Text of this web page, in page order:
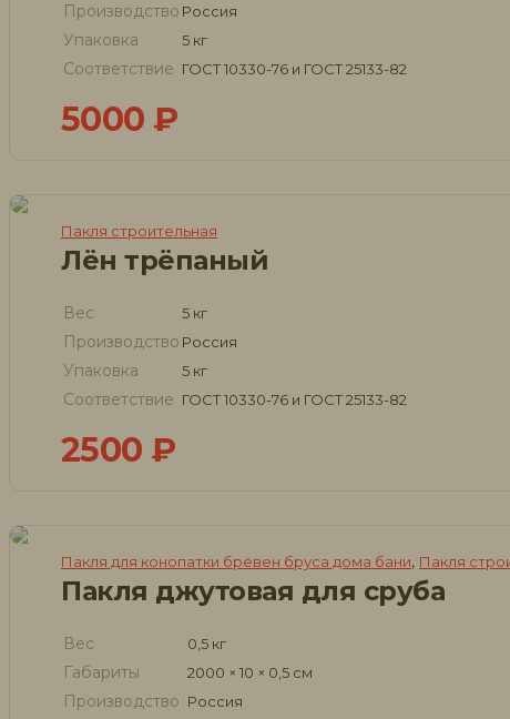
Производство Россия
Упаковка 5 кг
Соответствие ГОСТ 10330-76 и ГОСТ 25133-82
5000 ₽
Пакля строительная
Лён трёпаный
Вес 5 кг
Производство Россия
Упаковка 5 кг
Соответствие ГОСТ 10330-76 и ГОСТ 25133-82
2500 ₽
Пакля для конопатки брёвен бруса дома бани, Пакля
Пакля джутовая для сруба
Вес 0,5 кг
Габариты 2000 × 10 × 0,5 см
Производство Россия